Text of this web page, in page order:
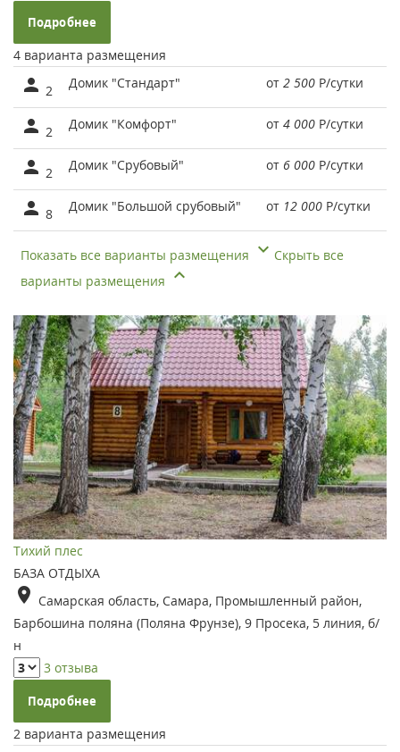
Подробнее
4 варианта размещения
2 Домик "Стандарт" от 2 500 Р/сутки
2 Домик "Комфорт" от 4 000 Р/сутки
2 Домик "Срубовый" от 6 000 Р/сутки
8 Домик "Большой срубовый" от 12 000 Р/сутки
Показать все варианты размещения
Скрыть все
варианты размещения
Тихий плес
БАЗА ОТДЫХА
Самарская область, Самара, Промышленный район,
Барбошина поляна (Поляна Фрунзе), 9 Просека, 5 линия, б/
н
3 отзыва
Подробнее
2 варианта размещения